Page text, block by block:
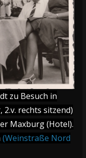
zu Besuch in
rechts sitzend)
Maxburg (Hotel).
(Weinstraße Nord